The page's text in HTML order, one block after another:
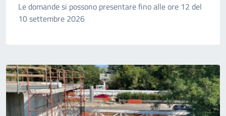
Le domande si possono presentare fino alle ore 12 del
10 settembre 2026